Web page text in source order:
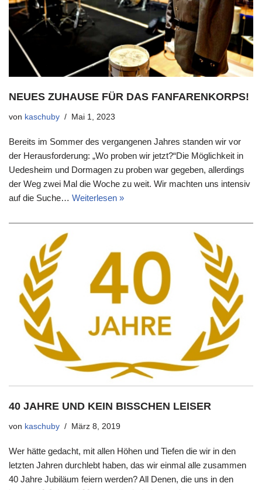
NEUES ZUHAUSE FÜR DAS FANFARENKORPS!
von kaschuby Mai 1, 2023
Bereits im Sommer des vergangenen Jahres standen wir vor
der Herausforderung: „Wo proben wir jetzt?“Die Möglichkeit in
Uedesheim und Dormagen zu proben war gegeben, allerdings
der Weg zwei Mal die Woche zu weit. Wir machten uns intensiv
auf die Suche… Weiterlesen »
40 JAHRE UND KEIN BISSCHEN LEISER
von kaschuby März 8, 2019
Wer hätte gedacht, mit allen Höhen und Tiefen die wir in den
letzten Jahren durchlebt haben, das wir einmal alle zusammen
40 Jahre Jubiläum feiern werden? All Denen, die uns in den